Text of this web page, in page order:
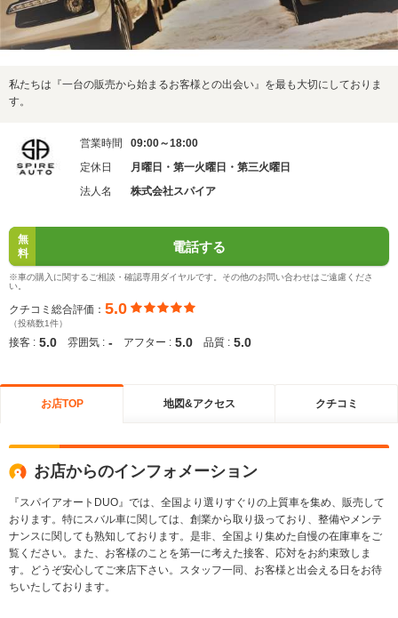
私たちは『一台の販売から始まるお客様との出会い』を最も大切にしておりま
す。
営業時間
09:00～18:00
定休日
月曜日・第一火曜日・第三火曜日
法人名
株式会社スパイア
無
料
電話する
※車の購入に関するご相談・確認専用ダイヤルです。その他のお問い合わせはご遠慮くださ
い。
クチコミ総合評価： 5.0
（投稿数1件）
接客 : 5.0 雰囲気 : - アフター : 5.0 品質 : 5.0
お店TOP 地図&アクセス クチコミ
お店からのインフォメーション
『スパイアオートDUO』では、全国より選りすぐりの上質車を集め、販売して
おります。特にスバル車に関しては、創業から取り扱っており、整備やメンテ
ナンスに関しても熟知しております。是非、全国より集めた自慢の在庫車をご
覧ください。また、お客様のことを第一に考えた接客、応対をお約束致しま
す。どうぞ安心してご来店下さい。スタッフ一同、お客様と出会える日をお待
ちいたしております。